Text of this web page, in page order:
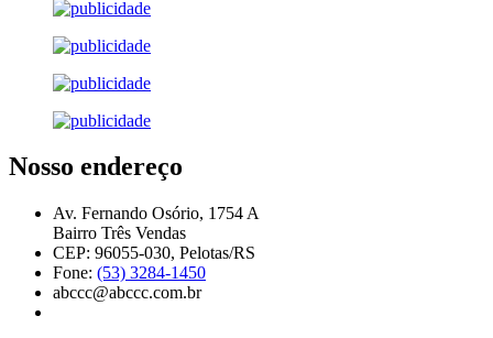
Nosso endereço
Av. Fernando Osório, 1754 A
Bairro Três Vendas
CEP: 96055-030, Pelotas/RS
Fone: (53) 3284-1450
abccc@abccc.com.br